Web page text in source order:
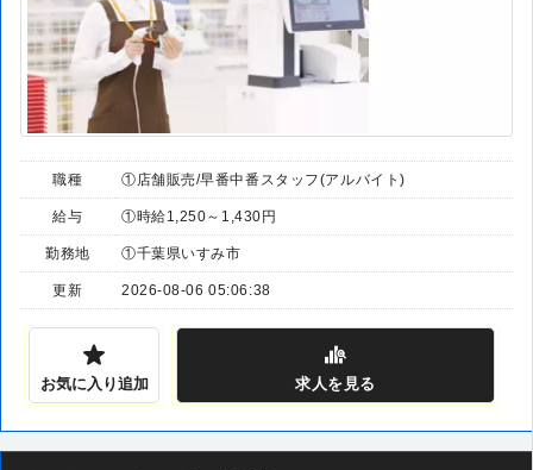
職種 ①店舗販売/早番中番スタッフ(アルバイト)
給与 ①時給1,250～1,430円
勤務地 ①千葉県いすみ市
更新 2026-08-06 05:06:38
お気に入り追加 求人 を見る